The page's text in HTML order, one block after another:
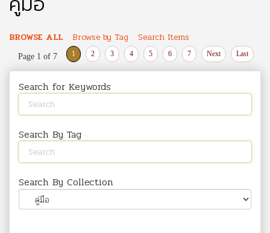
BROWSE ALL Browse by Tag Search Items
Page 1 of 7 1 2 3 4 5 6 7 Next Last
Search for Keywords
Search By Tag
Search By Collection